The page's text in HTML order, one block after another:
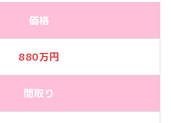
価格
880万円
間取り